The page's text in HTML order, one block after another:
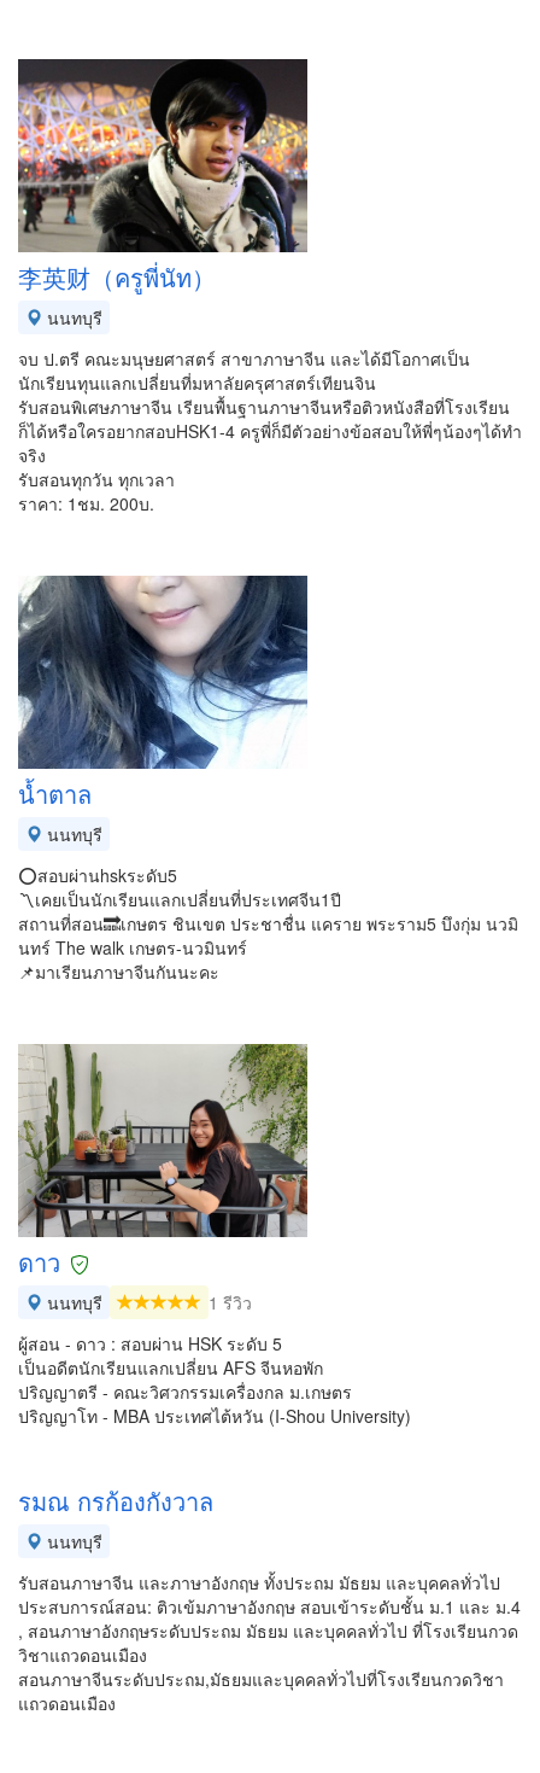
李英财（ครูพี่นัท）
นนทบุรี
จบ ป.ตรี คณะมนุษยศาสตร์ สาขาภาษาจีน และได้มีโอกาศเป็น
นักเรียนทุนแลกเปลี่ยนที่มหาลัยครุศาสตร์เทียนจิน
รับสอนพิเศษภาษาจีน เรียนพื้นฐานภาษาจีนหรือติวหนังสือที่โรงเรียน
ก็ได้หรือใครอยากสอบHSK1-4 ครูพี่ก็มีตัวอย่างข้อสอบให้พี่ๆน้องๆได้ทำ
จริง
รับสอนทุกวัน ทุกเวลา
ราคา: 1ชม. 200บ.
น้ำตาล
นนทบุรี
⭕️สอบผ่านhskระดับ5
〽️เคยเป็นนักเรียนแลกเปลี่ยนที่ประเทศจีน1ปี
สถานที่สอน🔜เกษตร ชินเขต ประชาชื่น แคราย พระราม5 บึงกุ่ม นวมิ
นทร์ The walk เกษตร-นวมินทร์
📌มาเรียนภาษาจีนกันนะคะ
ดาว
นนทบุรี
1 รีวิว
ผู้สอน - ดาว : สอบผ่าน HSK ระดับ 5
เป็นอดีตนักเรียนแลกเปลี่ยน AFS จีนหอพัก
ปริญญาตรี - คณะวิศวกรรมเครื่องกล ม.เกษตร
ปริญญาโท - MBA ประเทศไต้หวัน (I-Shou University)
รมณ กรก้องกังวาล
นนทบุรี
รับสอนภาษาจีน และภาษาอังกฤษ ทั้งประถม มัธยม และบุคคลทั่วไป
ประสบการณ์สอน: ติวเข้มภาษาอังกฤษ สอบเข้าระดับชั้น ม.1 และ ม.4
, สอนภาษาอังกฤษระดับประถม มัธยม และบุคคลทั่วไป ที่โรงเรียนกวด
วิชาแถวดอนเมือง
สอนภาษาจีนระดับประถม,มัธยมและบุคคลทั่วไปที่โรงเรียนกวดวิชา
แถวดอนเมือง